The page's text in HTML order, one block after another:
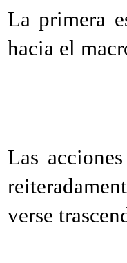
La primera
hacia el
Las
verse